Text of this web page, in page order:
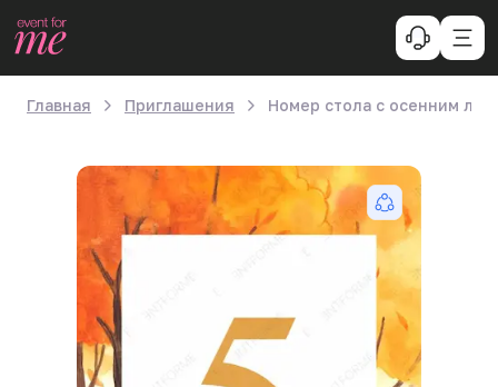
Главная Приглашения Номер стола с осенним